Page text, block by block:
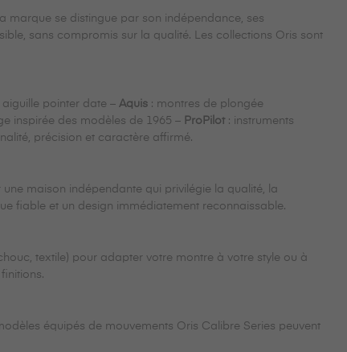
marque se distingue par son indépendance, ses
sans compromis sur la qualité. Les collections Oris sont
pointer date – Aquis: montres de plongée
inspirée des modèles de 1965 – ProPilot: instruments
précision et caractère affirmé.
maison indépendante qui privilégie la qualité, la
fiable et un design immédiatement reconnaissable.
textile) pour adapter votre montre à votre style ou à
équipés de mouvements Oris Calibre Series peuvent